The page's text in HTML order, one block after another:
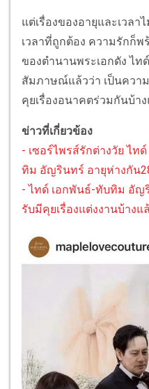
แต่เรื่องของอายุและเวล
เวลาที่ถูกต้อง ความรักก็พ
ของตำนานพระเอกดัง ไท
สัมภาษณ์แล้วว่า เป็นควา
คุยเรื่องอนาคตร่วมกันบ้า
ข่าวที่เกี่ยวข้อง
- เซอร์ไพรส์รักต่างวัย ไท
ทิม อัญรินทร์ อายุห่างกัน
- ไทด์ เอกพันธ์-ทับทิม อัญ
รับมีคุยเรื่องแต่งงานบ้างแ